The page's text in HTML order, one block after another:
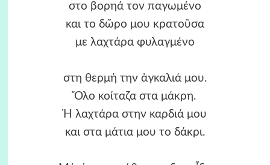
στο βορηά τον παγωμένο
και το δῶρο μου κρατοῦσα
με λαχτάρα φυλαγμένο
στη θερμή την ἀγκαλιά μου.
Ὅλο κοίταζα στα μάκρη.
Ἡ λαχτάρα στην καρδιά μου
και στα μάτια μου το δάκρι.